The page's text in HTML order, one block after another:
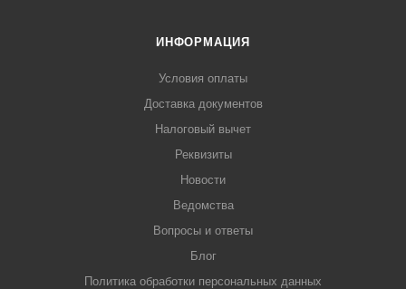
ИНФОРМАЦИЯ
Условия оплаты
Доставка документов
Налоговый вычет
Реквизиты
Новости
Ведомства
Вопросы и ответы
Блог
Политика обработки персональных данных